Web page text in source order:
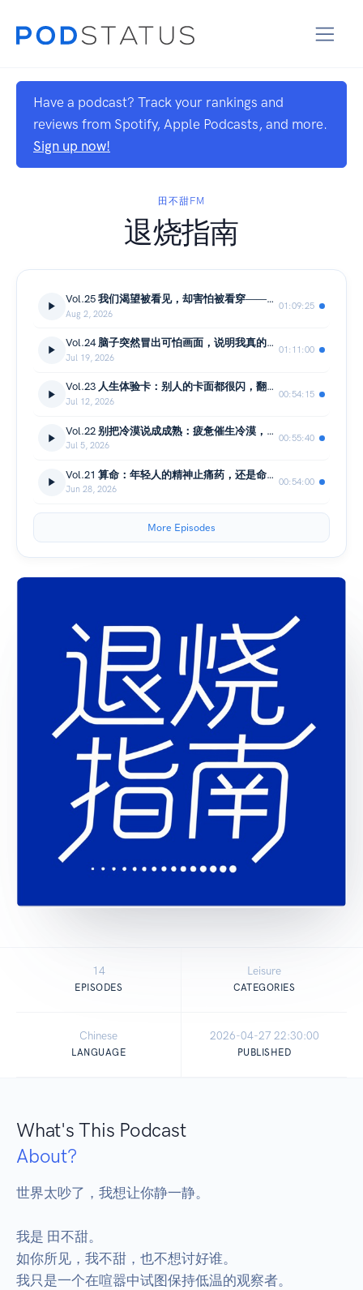
Have a podcast? Track your rankings and
reviews from Spotify, Apple Podcasts, and more.
Sign up now!
田不甜FM
退烧指南
Vol.25 我们渴望被看见，却害怕被看穿——你不必靠“有用”证明自己值得被爱
Aug 2, 2026
01:09:25
Vol.24 脑子突然冒出可怕画面，说明我真的想这么做吗？｜聊聊侵入性念头
Jul 19, 2026
01:11:00
Vol.23 人生体验卡：别人的卡面都很闪，翻到背面全是伏击
Jul 12, 2026
00:54:15
Vol.22 别把冷漠说成成熟：疲惫催生冷漠，贫穷放大人性
Jul 5, 2026
00:55:40
Vol.21 算命：年轻人的精神止痛药，还是命运客服？
Jun 28, 2026
00:54:00
More Episodes
14
EPISODES
Leisure
CATEGORIES
Chinese
LANGUAGE
2026-04-27 22:30:00
PUBLISHED
What's This Podcast
About?
世界太吵了，我想让你静一静。
我是 田不甜。
如你所见，我不甜，也不想讨好谁。
我只是一个在喧嚣中试图保持低温的观察者。